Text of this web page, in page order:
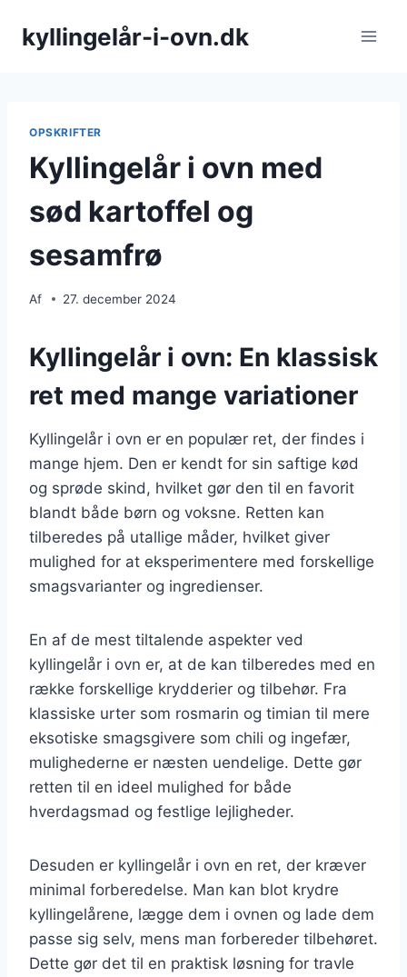
kyllingelår-i-ovn.dk
OPSKRIFTER
Kyllingelår i ovn med
sød kartoffel og
sesamfrø
Af 27. december 2024
Kyllingelår i ovn: En klassisk
ret med mange variationer
Kyllingelår i ovn er en populær ret, der findes i
mange hjem. Den er kendt for sin saftige kød
og sprøde skind, hvilket gør den til en favorit
blandt både børn og voksne. Retten kan
tilberedes på utallige måder, hvilket giver
mulighed for at eksperimentere med forskellige
smagsvarianter og ingredienser.
En af de mest tiltalende aspekter ved
kyllingelår i ovn er, at de kan tilberedes med en
række forskellige krydderier og tilbehør. Fra
klassiske urter som rosmarin og timian til mere
eksotiske smagsgivere som chili og ingefær,
mulighederne er næsten uendelige. Dette gør
retten til en ideel mulighed for både
hverdagsmad og festlige lejligheder.
Desuden er kyllingelår i ovn en ret, der kræver
minimal forberedelse. Man kan blot krydre
kyllingelårene, lægge dem i ovnen og lade dem
passe sig selv, mens man forbereder tilbehøret.
Dette gør det til en praktisk løsning for travle